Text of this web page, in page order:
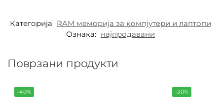
Категорија RAM меморија за компјутери и лаптопи
Ознака: најпродавани
Поврзани продукти
-40% -30%